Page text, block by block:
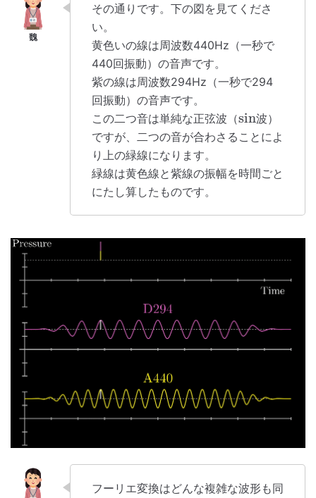
その通りです。下の図を見てくださ
い。
黄色いの線は周波数440Hz（一秒で
440回振動）の音声です。
紫の線は周波数294Hz（一秒で294
回振動）の音声です。
この二つ音は単純な正弦波（sin波）
ですが、二つの音が合わさることによ
り上の緑線になります。
緑線は黄色線と紫線の振幅を時間ごと
にたし算したものです。
フーリエ変換はどんな複雑な波形も同